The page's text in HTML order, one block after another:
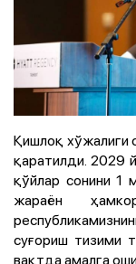
Қишлоқ хўжалиги
қаратилди. 2029
қўйлар сонини 1
жараён
суғориш тизими
вақтда амалга